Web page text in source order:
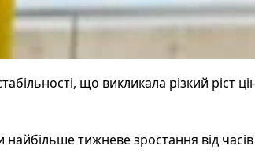
що викликала різкий ріст
тижневе зростання від